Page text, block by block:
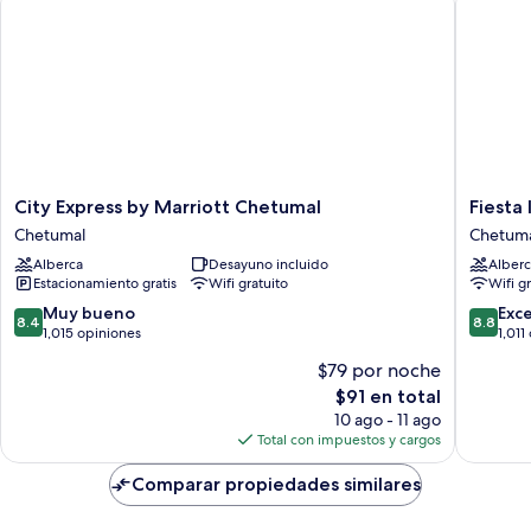
City
Express
by
Marriott
Chetumal
Chetumal
City Express by Marriott Chetumal
Chetumal
Alberca
Desayuno incluido
Estacionamiento gratis
Wifi gratuito
8.4
de
8.4 Muy bueno
1,015 opiniones
$79 por noche
El
precio
actual
es
de
$91
$91 en total
10 ago - 11 ago
Total con impuestos y cargos
Fiesta
Inn
Hotel
Fiesta
Wifi
8.8
de
8.8
Comparar propiedades similares